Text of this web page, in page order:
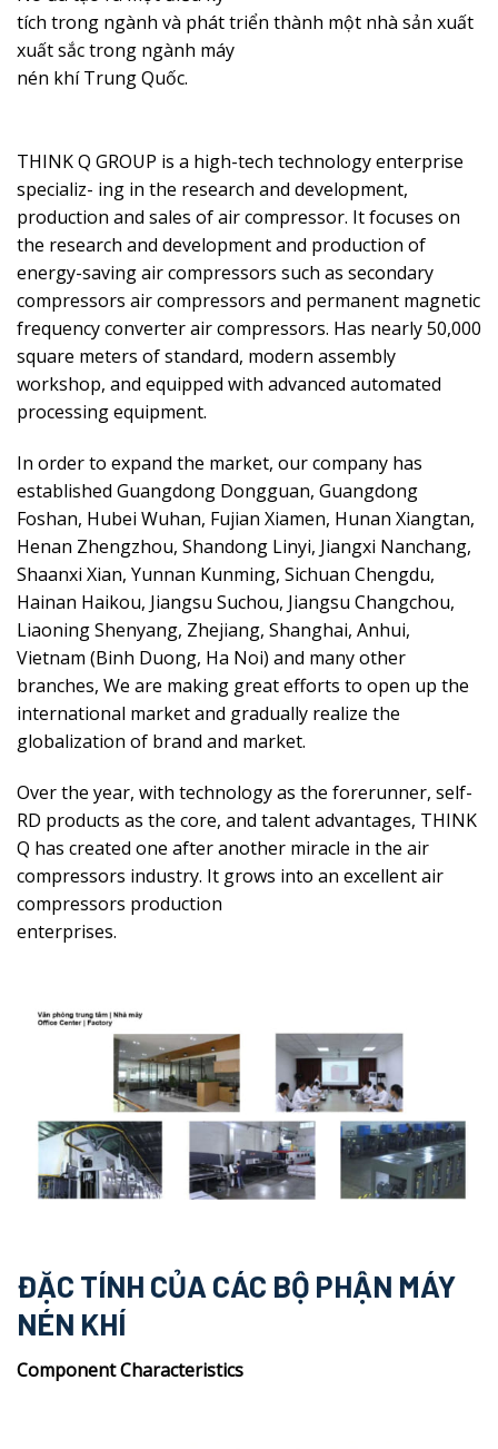
tích trong ngành và phát triển thành một nhà sản xuất
xuất sắc trong ngành máy
nén khí Trung Quốc.
THINK Q GROUP is a high-tech technology enterprise
specializ- ing in the research and development,
production and sales of air compressor. It focuses on
the research and development and production of
energy-saving air compressors such as secondary
compressors air compressors and permanent magnetic
frequency converter air compressors. Has nearly 50,000
square meters of standard, modern assembly
workshop, and equipped with advanced automated
processing equipment.
In order to expand the market, our company has
established Guangdong Dongguan, Guangdong
Foshan, Hubei Wuhan, Fujian Xiamen, Hunan Xiangtan,
Henan Zhengzhou, Shandong Linyi, Jiangxi Nanchang,
Shaanxi Xian, Yunnan Kunming, Sichuan Chengdu,
Hainan Haikou, Jiangsu Suchou, Jiangsu Changchou,
Liaoning Shenyang, Zhejiang, Shanghai, Anhui,
Vietnam (Binh Duong, Ha Noi) and many other
branches, We are making great efforts to open up the
international market and gradually realize the
globalization of brand and market.
Over the year, with technology as the forerunner, self-
RD products as the core, and talent advantages, THINK
Q has created one after another miracle in the air
compressors industry. It grows into an excellent air
compressors production
enterprises.
ĐẶC TÍNH CỦA CÁC BỘ PHẬN MÁY
NÉN KHÍ
Component Characteristics